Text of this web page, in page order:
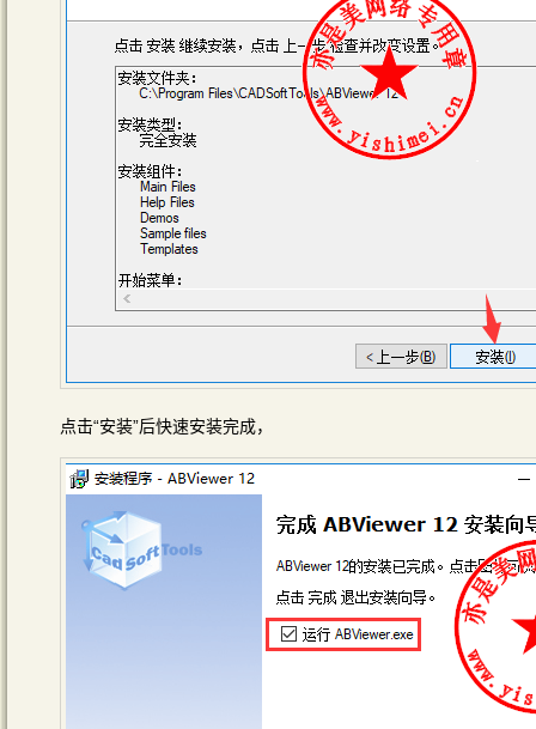
点击“安装”后快速安装完成，